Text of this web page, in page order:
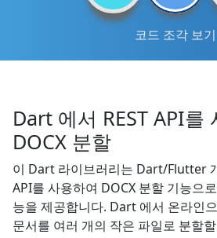
코드 조각 보기
Dart 에서 REST API를
DOCX 분할
이 Dart 라이브러리는 Dart/Flutter
API를 사용하여 DOCX 분할 기능으
능을 제공합니다. Dart 에서 온라인
문서를 여러 개의 작은 파일로 분할